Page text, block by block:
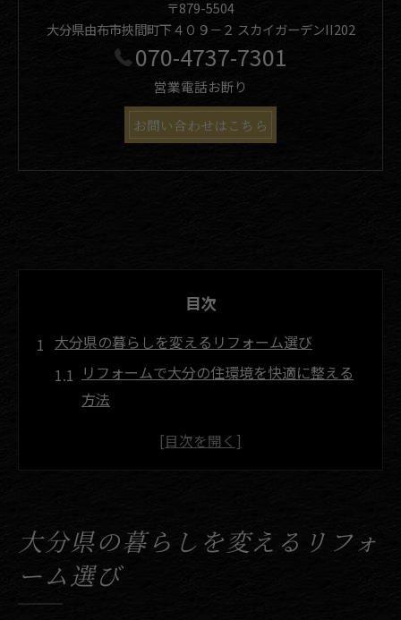
〒879-5504
大分県由布市挾間町下４０９－２ スカイガーデンII202
070-4737-7301
営業電話お断り
お問い合わせはこちら
目次
大分県の暮らしを変えるリフォーム選び
リフォームで大分の住環境を快適に整える
方法
口コミから見るリフォーム会社選びのポイ
信頼できるリフォーム工務店の見極め方
リフォームの口コミや評判を活かした選択
大分県の暮らしを変えるリフォ
ーム選び